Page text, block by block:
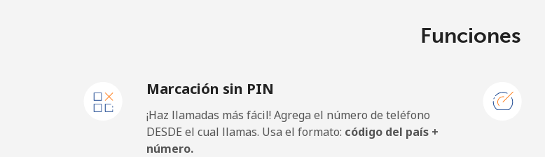
Funciones
Marcación sin PIN
¡Haz llamadas más fácil! Agrega el número de teléfono
DESDE el cual llamas. Usa el formato: código del país +
número.